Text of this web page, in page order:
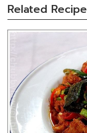
Related Recipe